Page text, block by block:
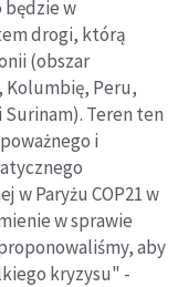
będzie w
drogi, którą
(obszar
Kolumbię, Peru,
Surinam). Teren ten
i
w Paryżu COP21 w
w sprawie
aby
kryzysu" -